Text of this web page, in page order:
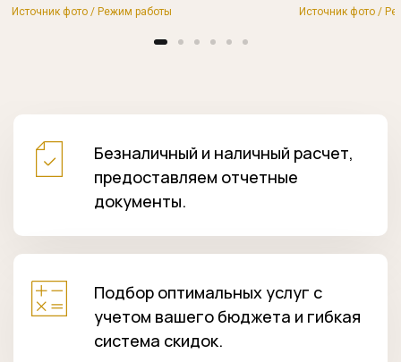
Источник фото / Режим работы Источник фото /
Безналичный и наличный расчет,
предоставляем отчетные
документы.
Подбор оптимальных услуг с
учетом вашего бюджета и гибкая
система скидок.